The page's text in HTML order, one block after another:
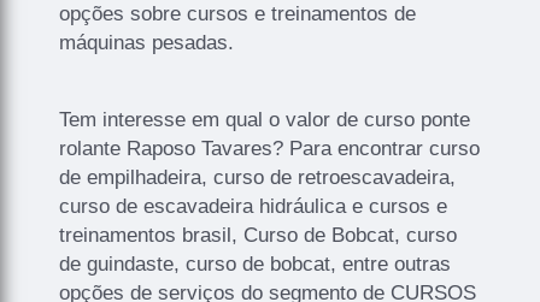
opções sobre cursos e treinamentos de
máquinas pesadas.
Tem interesse em qual o valor de curso ponte
rolante Raposo Tavares? Para encontrar curso
de empilhadeira, curso de retroescavadeira,
curso de escavadeira hidráulica e cursos e
treinamentos brasil, Curso de Bobcat, curso
de guindaste, curso de bobcat, entre outras
opções de serviços do segmento de CURSOS